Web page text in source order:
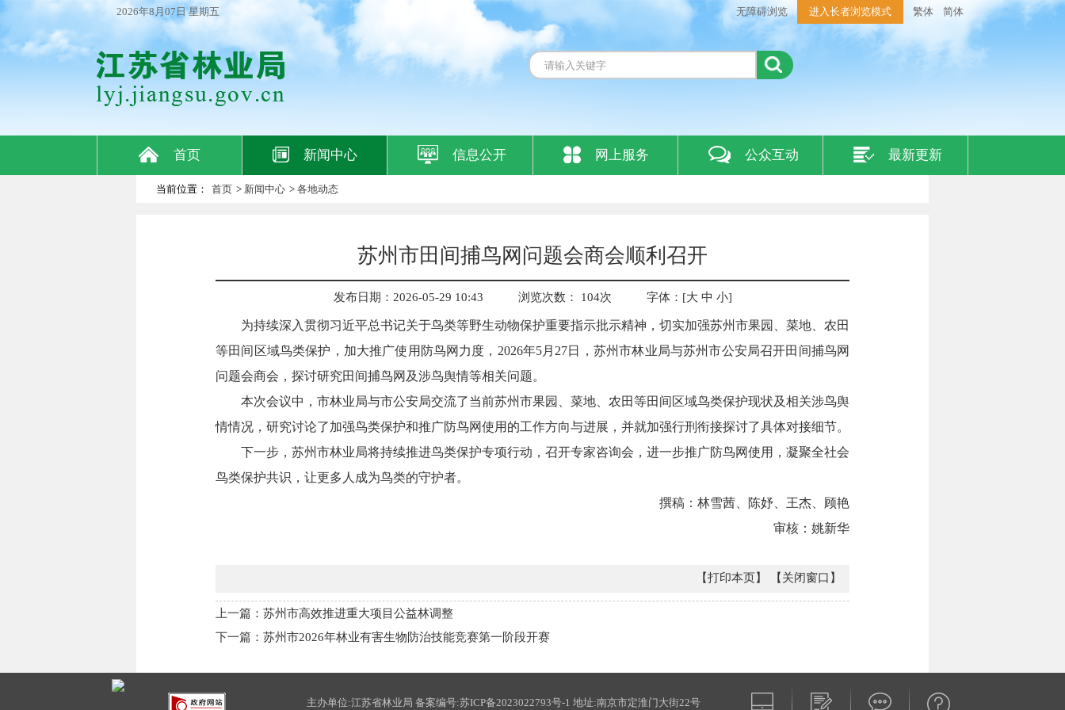
2026年8月07日 星期五 无障碍浏览 进入长者浏览模式 繁体 简体
首页 新闻中心 信息公开 网上服务 公众互动 最新更新
当前位置： 首页 > 新闻中心 > 各地动态
苏州市田间捕鸟网问题会商会顺利召开
发布日期：2026-05-29 10:43 浏览次数： 104次 字体：[大 中 小]
为持续深入贯彻习近平总书记关于鸟类等野生动物保护重要指示批示精神，切实加强苏州市果园、菜地、农田
等田间区域鸟类保护，加大推广使用防鸟网力度，2026年5月27日，苏州市林业局与苏州市公安局召开田间捕鸟网
问题会商会，探讨研究田间捕鸟网及涉鸟舆情等相关问题。
本次会议中，市林业局与市公安局交流了当前苏州市果园、菜地、农田等田间区域鸟类保护现状及相关涉鸟舆
情情况，研究讨论了加强鸟类保护和推广防鸟网使用的工作方向与进展，并就加强行刑衔接探讨了具体对接细节。
下一步，苏州市林业局将持续推进鸟类保护专项行动，召开专家咨询会，进一步推广防鸟网使用，凝聚全社会
鸟类保护共识，让更多人成为鸟类的守护者。
撰稿：林雪茜、陈妤、王杰、顾艳
审核：姚新华
【打印本页】 【关闭窗口】
上一篇：苏州市高效推进重大项目公益林调整
下一篇：苏州市2026年林业有害生物防治技能竞赛第一阶段开赛
主办单位:江苏省林业局 备案编号:苏ICP备2023022793号-1 地址:南京市定淮门大街22号